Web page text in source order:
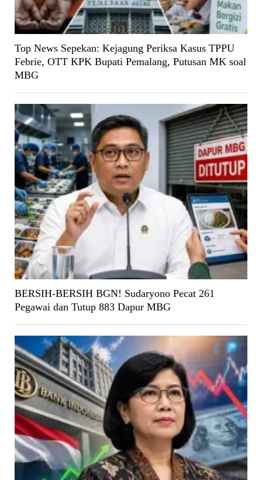
Top News Sepekan: Kejagung Periksa Kasus TPPU
Febrie, OTT KPK Bupati Pemalang, Putusan MK soal
MBG
BERSIH-BERSIH BGN! Sudaryono Pecat 261
Pegawai dan Tutup 883 Dapur MBG